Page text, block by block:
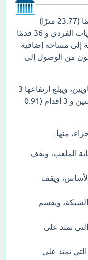
يبلغ طول ملعب التنس الأرضي 78 قدمًا (23.77 مترًا)
، ويبلغ عرضه 27 قدمًا (8.2 متر) لمباريات الفردي و 36 قدمًا
إلى مساحة إضافية
من الوصول إلى
تقسم شبكة الملعب إلى قسمين متساويين، ويبلغ ارتفاعها 3
أقدام و 6 بوصات (1.07 م) عند العارضتين و 3 أقدام (0.91
منها:
الملعب، ويقف
ويقف
ويقسم
تمتد على
تمتد على